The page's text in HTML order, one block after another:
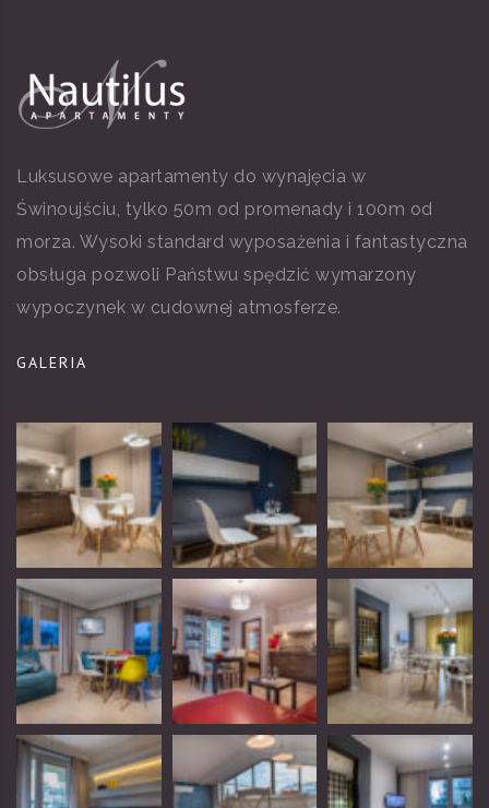
Luksusowe apartamenty do wynajęcia w
Świnoujściu, tylko 50m od promenady i 100m od
morza. Wysoki standard wyposażenia i fantastyczna
obsługa pozwoli Państwu spędzić wymarzony
wypoczynek w cudownej atmosferze.
GALERIA